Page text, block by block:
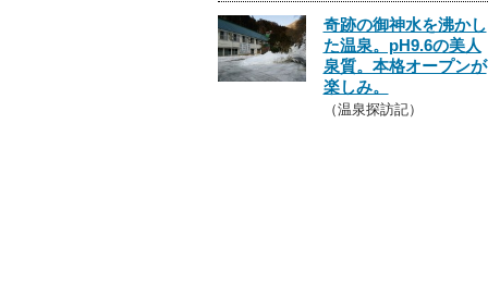
奇跡の御神水を沸かし
た温泉。pH9.6の美人
泉質。本格オープンが
楽しみ。
（温泉探訪記）